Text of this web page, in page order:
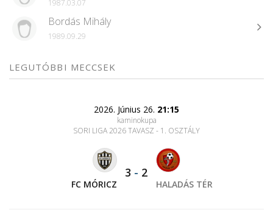
1987.03.07
Bordás Mihály
1989.09.29
LEGUTÓBBI MECCSEK
2026. Június 26. 21:15
kaminokupa
SORI LIGA 2026 TAVASZ - 1. OSZTÁLY
FC MÓRICZ
3 - 2
HALADÁS TÉR